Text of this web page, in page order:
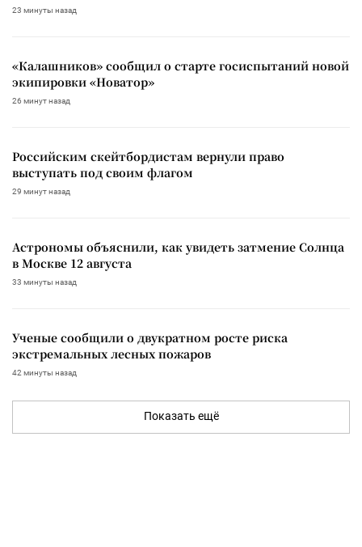
23 минуты назад
«Калашников» сообщил о старте госиспытаний новой
экипировки «Новатор»
26 минут назад
Российским скейтбордистам вернули право
выступать под своим флагом
29 минут назад
Астрономы объяснили, как увидеть затмение Солнца
в Москве 12 августа
33 минуты назад
Ученые сообщили о двукратном росте риска
экстремальных лесных пожаров
42 минуты назад
Показать ещё